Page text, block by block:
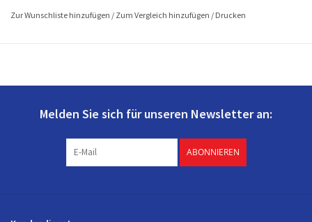
1 Set enthält 2 x G4 Filter (EN779)
Zur Wunschliste hinzufügen / Zum Vergleich hinzufügen / Drucken
Melden Sie sich für unseren Newsletter an:
ABONNIEREN